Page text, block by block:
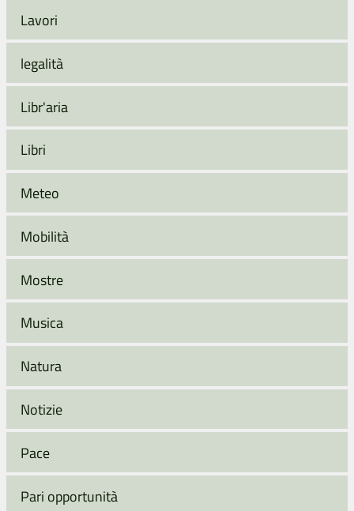
Lavori
legalità
Libr'aria
Libri
Meteo
Mobilità
Mostre
Musica
Natura
Notizie
Pace
Pari opportunità